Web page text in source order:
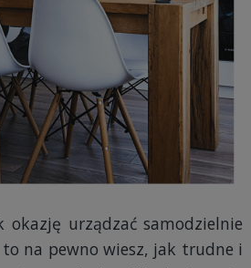
okazję urządzać samodzielnie
na pewno wiesz, jak trudne i